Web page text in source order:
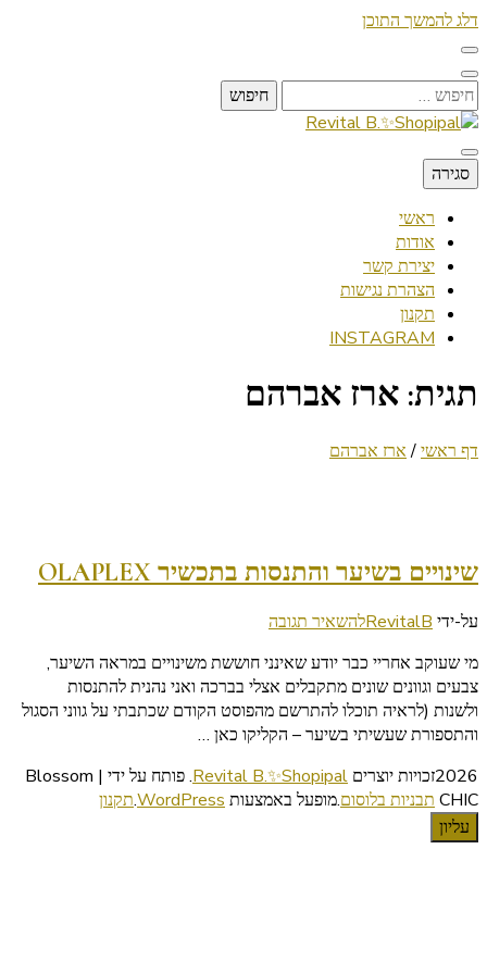
דלג להמשך התוכן
חיפוש:
Revital B.✨Shopipal
Lifestyle ✦ Beauty ✦ Vegan ✦ Travel
סגירה
ראשי
אודות
יצירת קשר
הצהרת נגישות
תקנון
INSTAGRAM
תגית: ארז אברהם
דף ראשי/ ארז אברהם
שינויים בשיער והתנסות בתכשיר OLAPLEX
על-ידי RevitalBלהשאיר תגובהבנושא
בשיער
והתנסות
בתכשיר
OLAPLEX
מי שעוקב אחריי כבר יודע שאינני חוששת משינויים במראה השיער,
צבעים וגוונים שונים מתקבלים אצלי בברכה ואני נהנית להתנסות
ולשנות (לראיה תוכלו להתרשם מהפוסט הקודם שכתבתי על גווני הסגול
והתספורת שעשיתי בשיער – הקליקו כאן …
2026זכויות יוצרים
Revital B.✨Shopipal
.
פותח על ידי | Blossom
CHIC תבניות בלוסום.מופעל באמצעות WordPress
.תקנון
עליון